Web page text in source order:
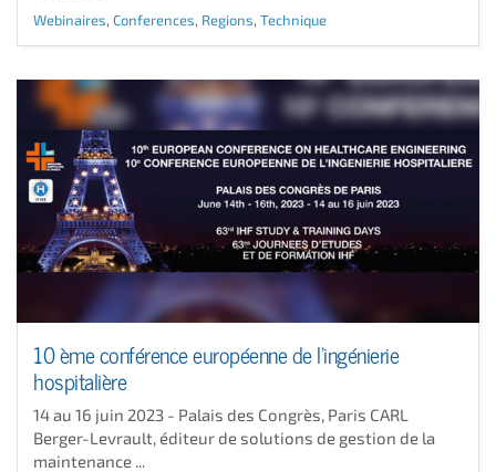
Webinaires, Conferences, Regions, Technique
10 ème conférence européenne de l’ingénierie
hospitalière
14 au 16 juin 2023 - Palais des Congrès, Paris CARL
Berger-Levrault, éditeur de solutions de gestion de la
maintenance ...